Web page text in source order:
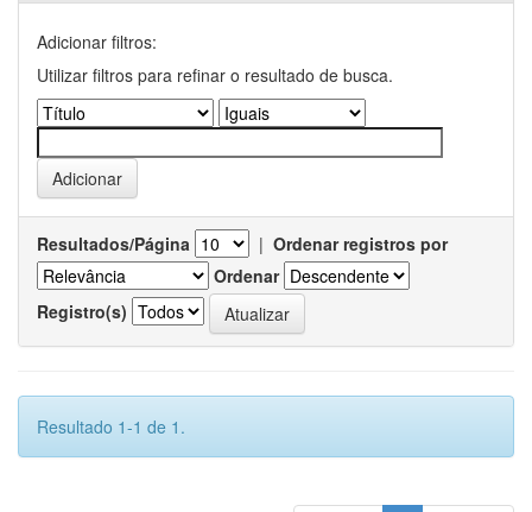
Adicionar filtros:
Utilizar filtros para refinar o resultado de busca.
Resultados/Página | Ordenar registros por
Ordenar
Registro(s)
Resultado 1-1 de 1.